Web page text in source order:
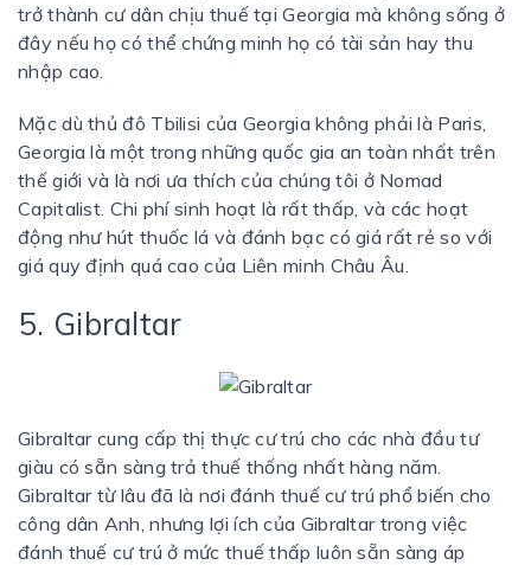
trở thành cư dân chịu thuế tại Georgia mà không sống ở
đây nếu họ có thể chứng minh họ có tài sản hay thu
nhập cao.
Mặc dù thủ đô Tbilisi của Georgia không phải là Paris,
Georgia là một trong những quốc gia an toàn nhất trên
thế giới và là nơi ưa thích của chúng tôi ở Nomad
Capitalist. Chi phí sinh hoạt là rất thấp, và các hoạt
động như hút thuốc lá và đánh bạc có giá rất rẻ so với
giá quy định quá cao của Liên minh Châu Âu.
5. Gibraltar
Gibraltar cung cấp thị thực cư trú cho các nhà đầu tư
giàu có sẵn sàng trả thuế thống nhất hàng năm.
Gibraltar từ lâu đã là nơi đánh thuế cư trú phổ biến cho
công dân Anh, nhưng lợi ích của Gibraltar trong việc
đánh thuế cư trú ở mức thuế thấp luôn sẵn sàng áp